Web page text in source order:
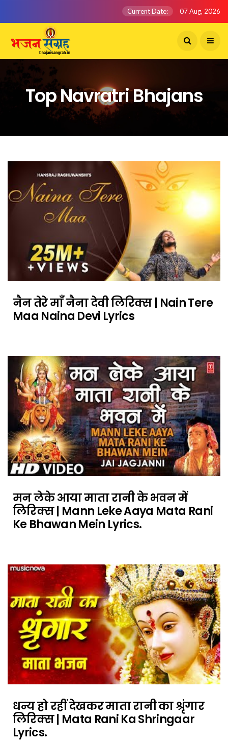
Current Date: 07 Aug, 2026
Top Navratri Bhajans
नैन तेरे माँ नैना देवी लिरिक्स | Nain Tere
Maa Naina Devi Lyrics
मन लेके आया माता रानी के भवन में
लिरिक्स | Mann Leke Aaya Mata Rani
Ke Bhawan Mein Lyrics.
धन्य हो रहीं देखकर माता रानी का श्रृंगार
लिरिक्स | Mata Rani Ka Shringaar
Lyrics.